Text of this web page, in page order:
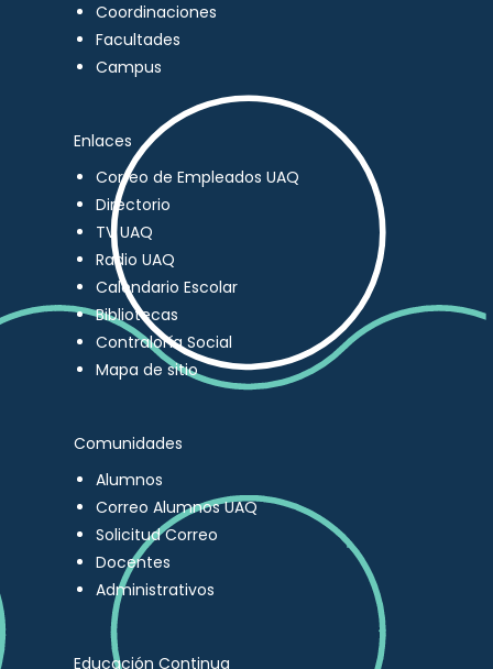
Coordinaciones
Facultades
Campus
Enlaces
Correo de Empleados UAQ
Directorio
TV UAQ
Radio UAQ
Calendario Escolar
Bibliotecas
Contraloría Social
Mapa de sitio
Comunidades
Alumnos
Correo Alumnos UAQ
Solicitud Correo
Docentes
Administrativos
Educación Continua